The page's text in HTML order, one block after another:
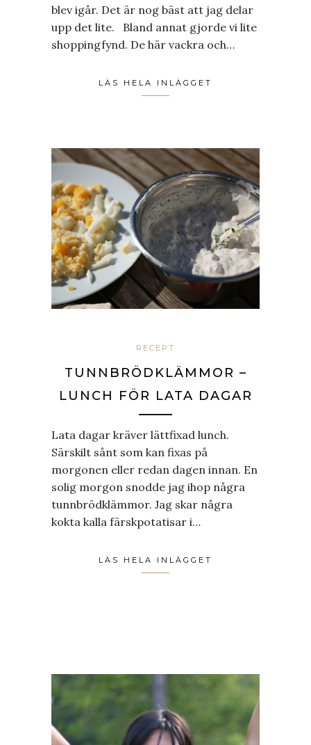
blev igår. Det är nog bäst att jag delar
upp det lite. Bland annat gjorde vi lite
shoppingfynd. De här vackra och…
LÄS HELA INLÄGGET
RECEPT
TUNNBRÖDKLÄMMOR –
LUNCH FÖR LATA DAGAR
Lata dagar kräver lättfixad lunch.
Särskilt sånt som kan fixas på
morgonen eller redan dagen innan. En
solig morgon snodde jag ihop några
tunnbrödklämmor. Jag skar några
kokta kalla färskpotatisar i…
LÄS HELA INLÄGGET